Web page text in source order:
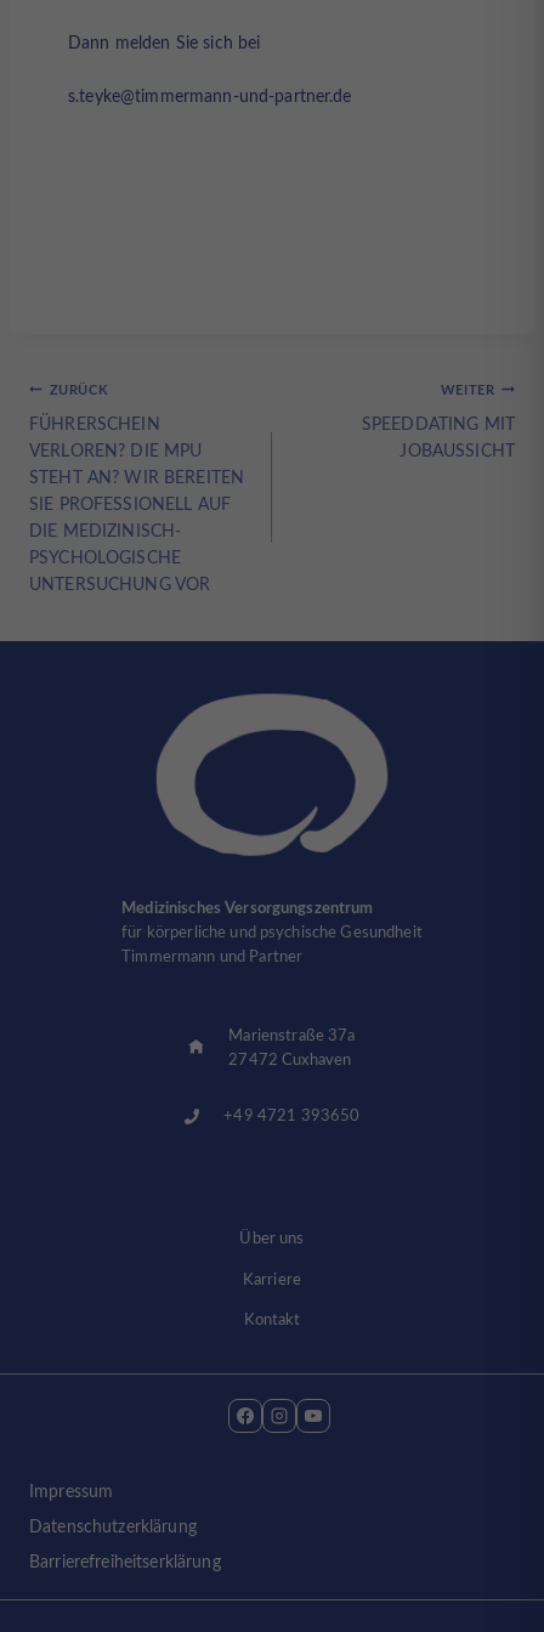
Dann melden Sie sich bei
s.teyke@timmermann-und-partner.de
Beitragsnavigation
ZURÜCK
FÜHRERSCHEIN
VERLOREN? DIE MPU
STEHT AN? WIR BEREITEN
SIE PROFESSIONELL AUF
DIE MEDIZINISCH-
PSYCHOLOGISCHE
UNTERSUCHUNG VOR
WEITER
SPEEDDATING MIT
JOBAUSSICHT
Medizinisches Versorgungszentrum
für körperliche und psychische Gesundheit
Timmermann und Partner
Marienstraße 37a
27472 Cuxhaven
+49 4721 393650
Über uns
Karriere
Kontakt
Impressum
Datenschutzerklärung
Barrierefreiheitserklärung